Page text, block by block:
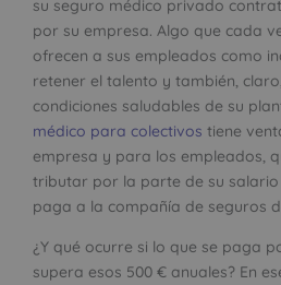
su seguro médico privado
por su empresa. Algo que cada
ofrecen a sus empleados como
retener el talento y también,
condiciones saludables de su
médico para colectivos tiene
empresa y para los empleados,
tributar por la parte de su
paga a la compañía de seguros
¿Y qué ocurre si lo que se paga
supera esos 500 € anuales? En